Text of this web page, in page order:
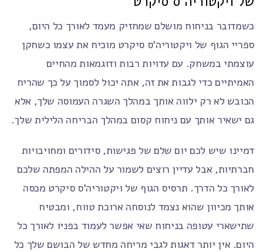
כשמדובר בניחוח מושלם שמחזיק מעמד לאורך כל היום,
ספריי הגוף של ויקטוריה'ס סיקרט מוכיח את עצמו כשחקן
עוצמתי במשחק. עם עדויות רבות ודוגמאות מהחיים
האמיתיים כדי לגבות את זה, אתה יכול לסמוך על כך שהריח
הכובש לא רק ילווה אותך במהלך השגרה העמוסה שלך, אלא
גם ישאיר אותך עם ניחוח קסום במהלך הבריחה הלילית שלך.
דמיינו שיש לכם יום שלם של פגישות, סידורים ומחויבויות
חברתיות, אבל עדיין רוצים לשמור על ההילה המפתה שלכם
לאורך כל הדרך. תרסיס הגוף של ויקטוריה'ס סיקרט מכסה
אותך מכיוון שהוא נצמד לנוסחה ארוכת טווח, ומבטיח
שתישארי עטופה בניחוח שאי אפשר לעמוד בפניו לאורך כל
היום. אין יותר דאגות לגבי מריחה מחדש של הבושם שלך כל